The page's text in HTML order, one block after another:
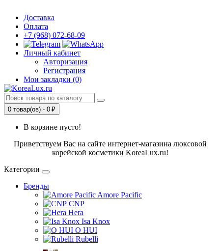
Доставка
Оплата
+7 (968) 072-68-09
Личный кабинет
Авторизация
Регистрация
Мои закладки (0)
0 товар(ов) - 0 ₽
В корзине пусто!
Приветствуем Вас на сайте интернет-магазина люксовой
корейской косметики KoreaLux.ru!
Категории
Бренды
Amore Pacific
CNP
Hera
Isa Knox
O HUI
Rubelli